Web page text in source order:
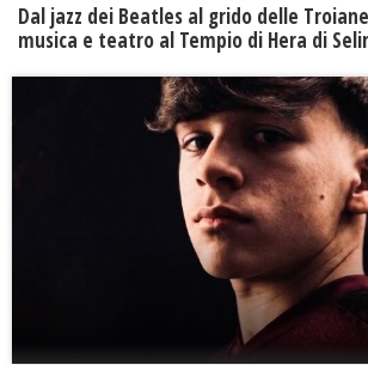
Dal jazz dei Beatles al grido delle
musica e teatro al Tempio di Hera di